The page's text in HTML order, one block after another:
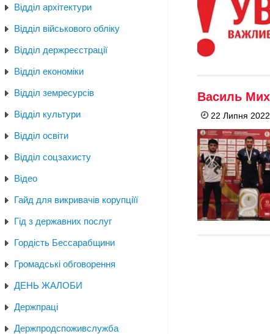
Василь
22 Липня
Відділ архітектури
Відділ військового обліку
Відділ держреєстрації
Відділ економіки
Відділ земресурсів
Відділ культури
Відділ освіти
Відділ соцзахисту
Відео
Гайд для викривачів корупціїї
Гід з державних послуг
Гордість Бессарабщини
Громадські обговорення
ДЕНЬ ЖАЛОБИ
Держпраці
Держпродспоживслужба